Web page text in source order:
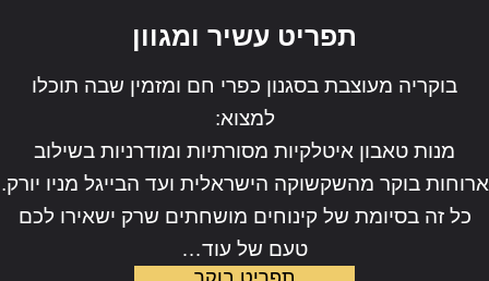
תפריט עשיר ומגוון
בוקריה מעוצבת בסגנון כפרי חם ומזמין שבה תוכלו
למצוא:
מנות טאבון איטלקיות מסורתיות ומודרניות בשילוב
ארוחות בוקר מהשקשוקה הישראלית ועד הבייגל מניו יורק.
כל זה בסיומת של קינוחים מושחתים שרק ישאירו לכם
טעם של עוד…